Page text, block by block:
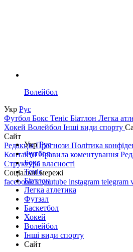
Волейбол
Укр Рус
Футбол Бокс Теніс Біатлон Легка
Хокей Волейбол Інші види спорту
Сайт
РедакціяПрогнози Політика
КонтактиПравила коментування
Структура власності
Соціальні мережі
facebookxyoutube instagram telegram
УкрРус
Футбол
Бокс
Теніс
Біатлон
Легка атлетика
Футзал
Баскетбол
Хокей
Волейбол
Інші види спорту
Сайт